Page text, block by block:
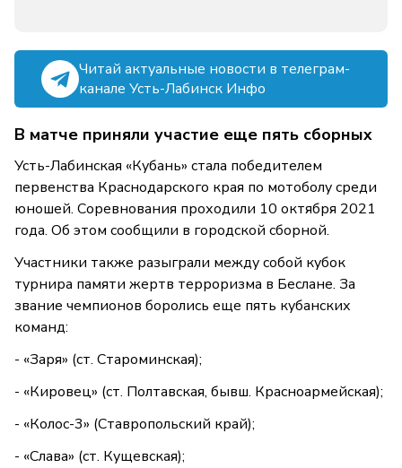
Читай актуальные новости в телеграм-
канале Усть-Лабинск Инфо
В матче приняли участие еще пять сборных
Усть-Лабинская «Кубань» стала победителем
первенства Краснодарского края по мотоболу среди
юношей. Соревнования проходили 10 октября 2021
года. Об этом сообщили в городской сборной.
Участники также разыграли между собой кубок
турнира памяти жертв терроризма в Беслане. За
звание чемпионов боролись еще пять кубанских
команд:
- «Заря» (ст. Староминская);
- «Кировец» (ст. Полтавская, бывш. Красноармейская);
- «Колос-3» (Ставропольский край);
- «Слава» (ст. Кущевская);